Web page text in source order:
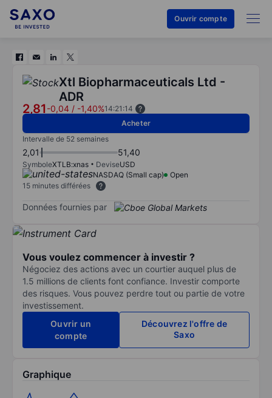
Ouvrir compte
Xtl Biopharmaceuticals Ltd -
ADR
2,81-0,04 / -1,40%14:21:14
Acheter
Intervalle de 52 semaines
2,01 51,40
SymboleXTLB:xnas DeviseUSD
NASDAQ (Small cap)
Open
15 minutes différées
Données fournies par
Vous voulez commencer à investir ?
Négociez des actions avec un courtier auquel plus de
1.5 millions de clients font confiance. Investir comporte
des risques. Vous pouvez perdre tout ou partie de votre
investissement.
Ouvrir un
compte
Découvrez l'offre de
Saxo
Graphique